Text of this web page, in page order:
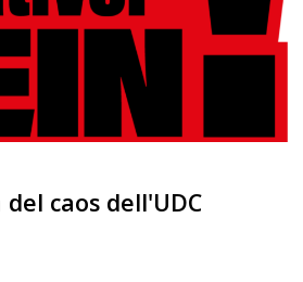
caos dell'UDC